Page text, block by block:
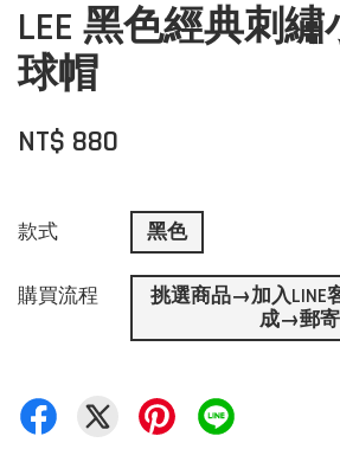
LEE 黑色經典刺繡
球帽
NT$ 880
款式 黑色
購買流程
挑選商品→加入LINE
成→郵